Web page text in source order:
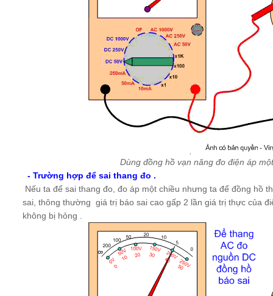
Dùng đồng hồ vạn năng đo điện áp
- Trường hợp để sai thang đo .
Nếu ta để sai thang đo, đo áp một chiều nhưng ta để đồng hồ
sai, thông thường giá trị báo sai cao gấp 2 lần giá trị thực của
không bị hỏng .